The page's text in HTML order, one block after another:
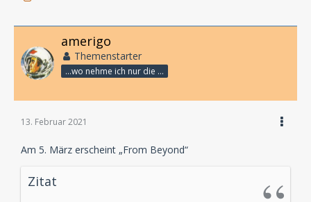
amerigo
Themenstarter
...wo nehme ich nur die Zeit her, so vieles nicht zu hören?
13. Februar 2021
Am 5. März erscheint „From Beyond“
Zitat